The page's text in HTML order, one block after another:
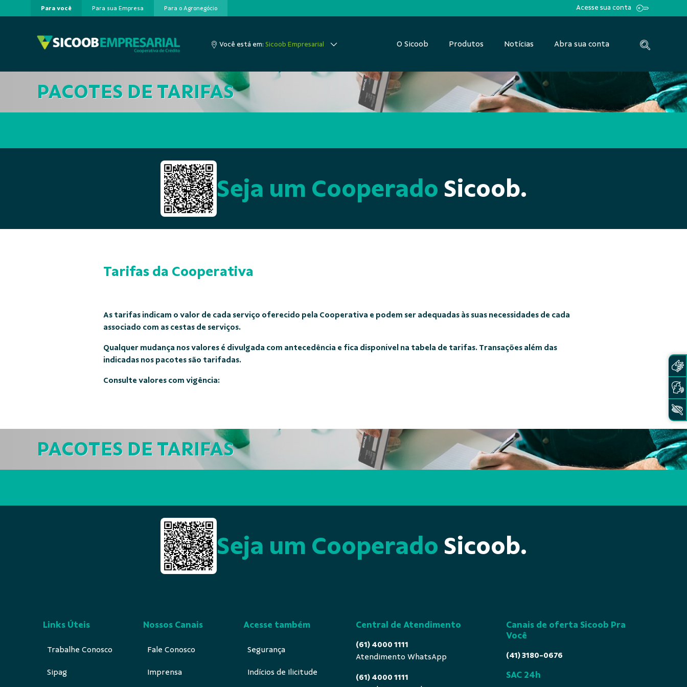
Pular para o Conteúdo principal
Para você Para sua Empresa Para o Agronegócio Acesse sua conta
Você está em: Sicoob Empresarial O Sicoob Produtos Notícias Abra sua conta
A cooperação que coloca você no controle das
PACOTES DE TARIFAS
Seja um Cooperado Sicoob.
Tarifas da Cooperativa
As tarifas indicam o valor de cada serviço oferecido pela Cooperativa e podem ser adequadas às suas necessidades de cada
associado com as cestas de serviços.
Qualquer mudança nos valores é divulgada com antecedência e fica disponível na tabela de tarifas. Transações além das
indicadas nos pacotes são tarifadas.
Consulte valores com vigência:
A cooperação que coloca você no controle das
PACOTES DE TARIFAS
Seja um Cooperado Sicoob.
Links Úteis
Trabalhe Conosco
Sipag
Nossos Canais
Fale Conosco
Imprensa
Acesse também
Segurança
Indícios de Ilicitude
Central de Atendimento
(61) 4000 1111
Atendimento WhatsApp
(61) 4000 1111
Canais de oferta Sicoob Pra
Você
(41) 3180-0676
SAC 24h